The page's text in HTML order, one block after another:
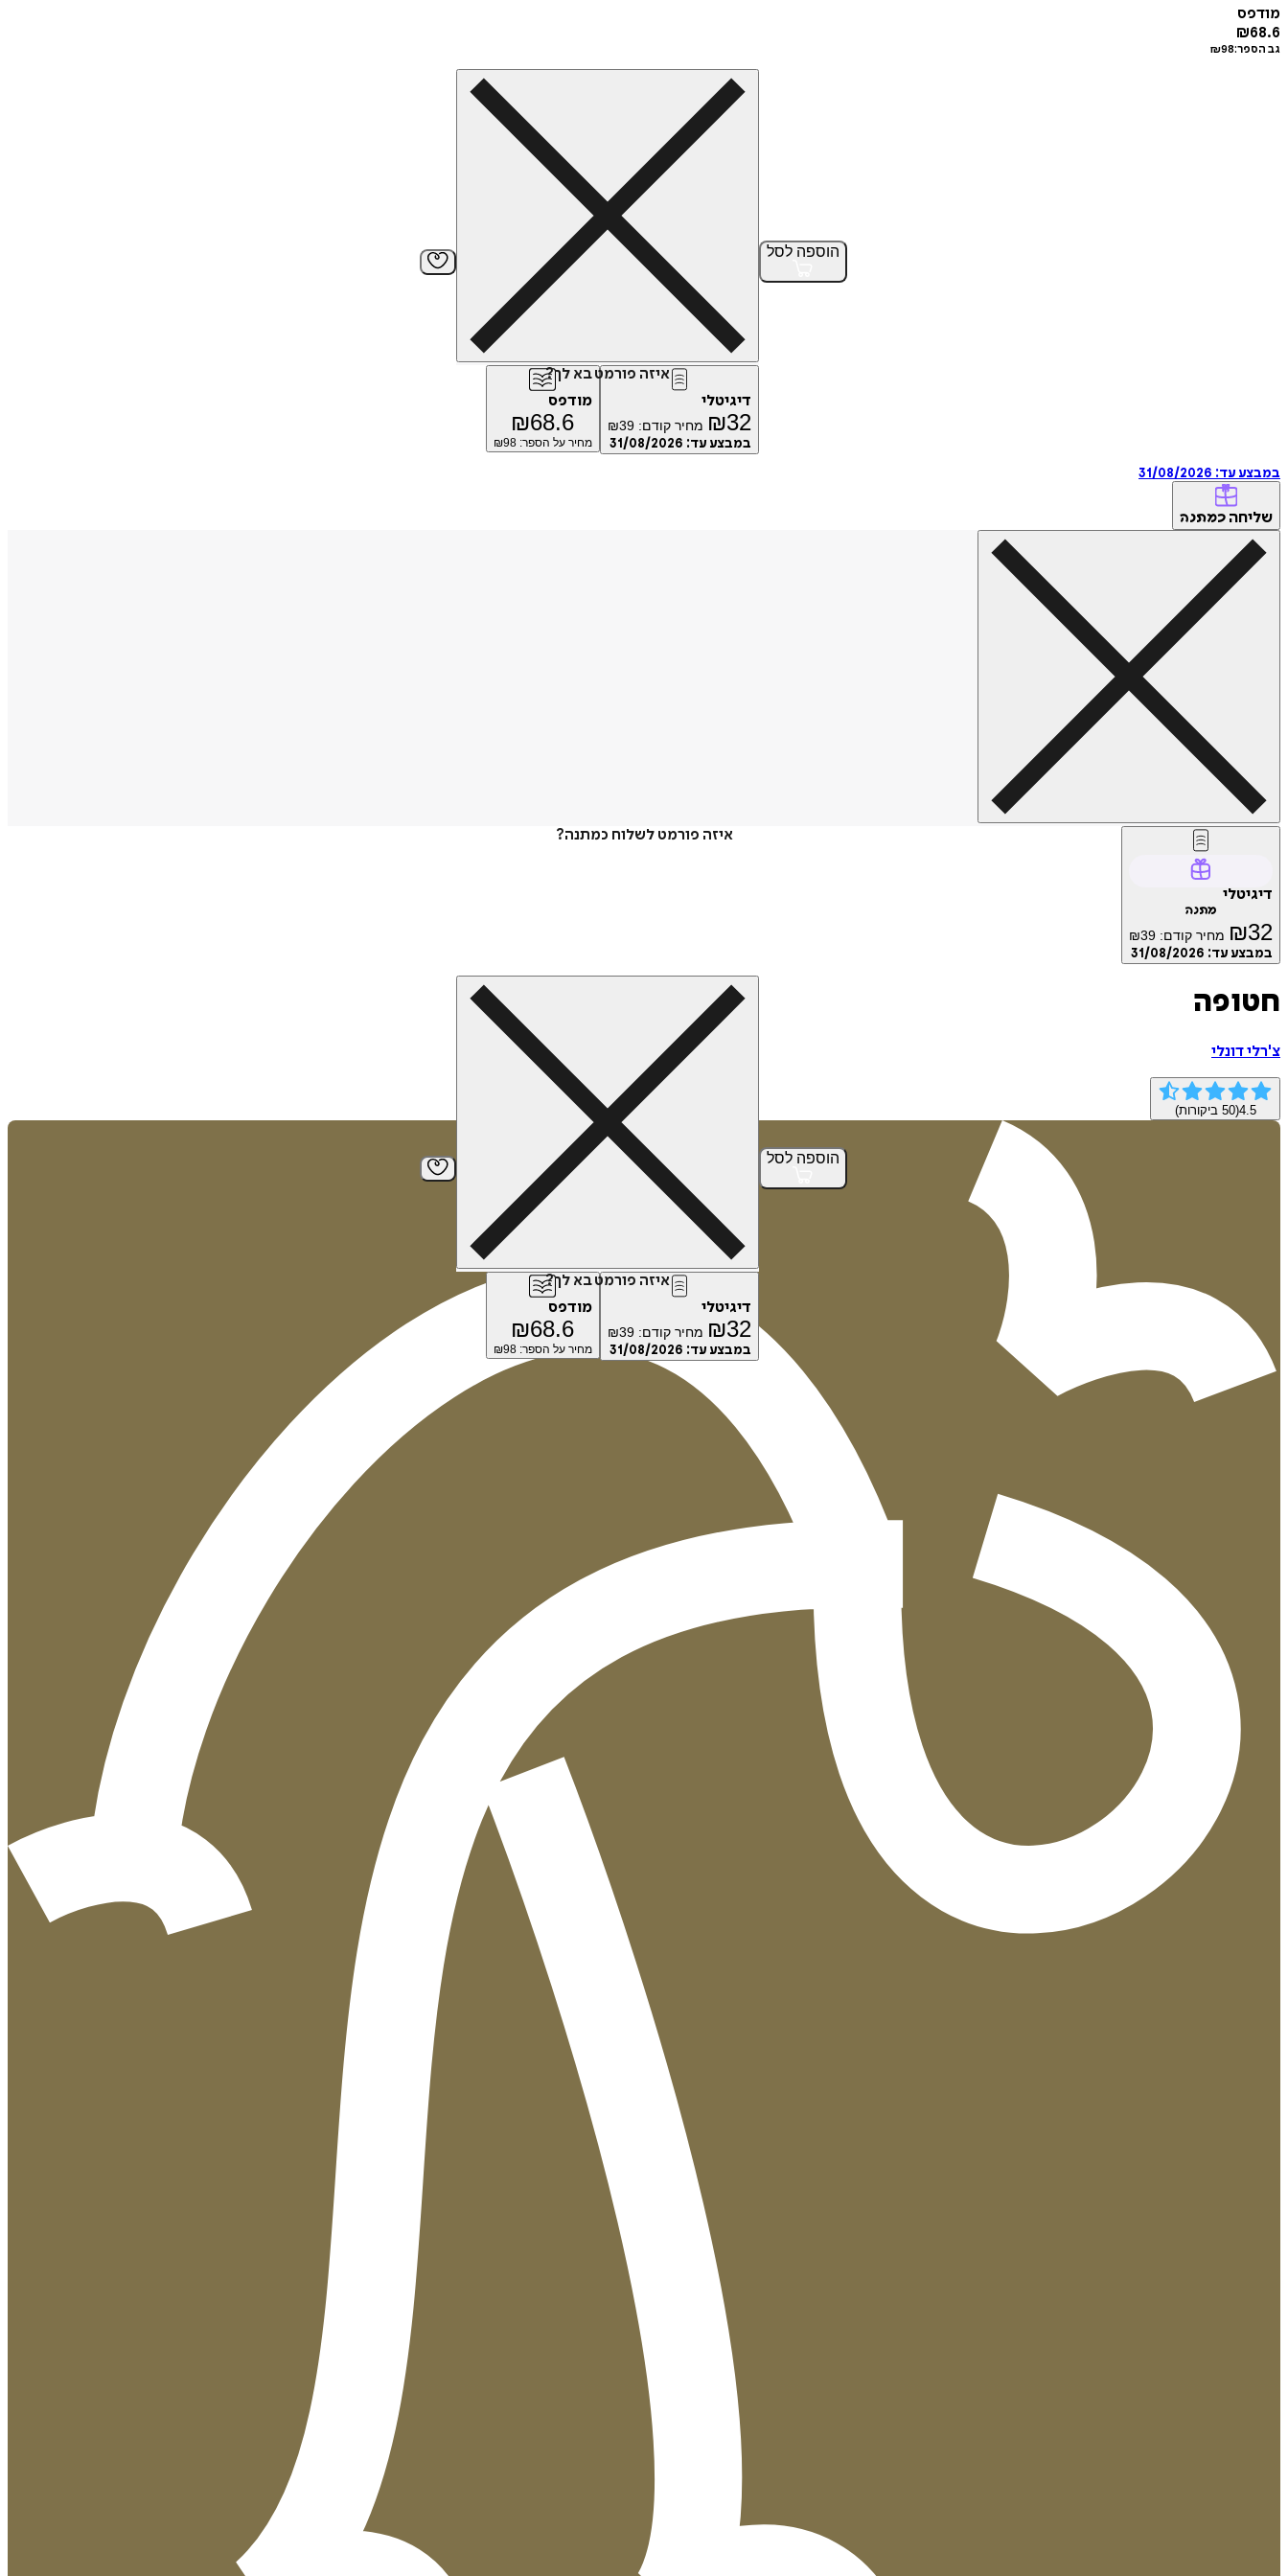
מודפס
₪68.6
גב הספר: ₪98
הוספה לסל
איזה פורמט בא לך?
דיגיטלי
₪32 מחיר קודם: ₪39
במבצע עד: 31/08/2026
מודפס
₪68.6
מחיר על הספר: ₪98
במבצע עד: 31/08/2026
שליחה כמתנה
איזה פורמט לשלוח כמתנה?
דיגיטלי
מתנה
₪32 מחיר קודם: ₪39
במבצע עד: 31/08/2026
הוספה לסל
איזה פורמט בא לך?
דיגיטלי
₪32 מחיר קודם: ₪39
במבצע עד: 31/08/2026
מודפס
₪68.6
מחיר על הספר: ₪98
חטופה
צ'רלי דונלי
4.5
(
50 ביקורות)